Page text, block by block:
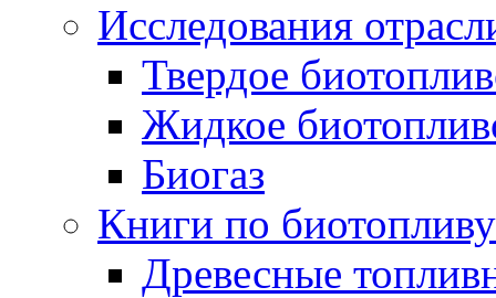
Исследования
Твердое
Жидкое
Биогаз
Книги по биотопливу
Древесные